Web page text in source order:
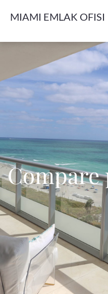
MIAMI EMLAK OFISI